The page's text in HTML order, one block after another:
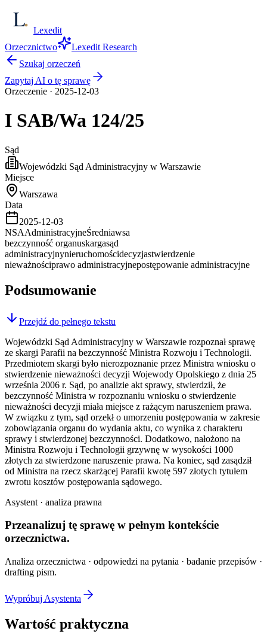
Lexedit
Orzecznictwo
Lexedit Research
Szukaj orzeczeń
Zapytaj AI o tę sprawę
Orzeczenie · 2025-12-03
I SAB/Wa 124/25
Sąd
Wojewódzki Sąd Administracyjny w Warszawie
Miejsce
Warszawa
Data
2025-12-03
NSAAdministracyjneŚredniawsa
bezczynność organuskargasąd
administracyjnynieruchomościdecyzjastwierdzenie
nieważnościprawo administracyjnepostępowanie administracyjne
Podsumowanie
Przejdź do pełnego tekstu
Wojewódzki Sąd Administracyjny w Warszawie rozpoznał sprawę
ze skargi Parafii na bezczynność Ministra Rozwoju i Technologii.
Przedmiotem skargi było nierozpoznanie przez Ministra wniosku o
stwierdzenie nieważności decyzji Wojewody Opolskiego z dnia 25
września 2006 r. Sąd, po analizie akt sprawy, stwierdził, że
bezczynność Ministra w rozpoznaniu wniosku o stwierdzenie
nieważności decyzji miała miejsce z rażącym naruszeniem prawa.
W związku z tym, sąd orzekł o umorzeniu postępowania w zakresie
zobowiązania organu do wydania aktu, co wynika z charakteru
sprawy i stwierdzonej bezczynności. Dodatkowo, nałożono na
Ministra Rozwoju i Technologii grzywnę w wysokości 1000
złotych za stwierdzone naruszenie prawa. Na koniec, sąd zasądził
od Ministra na rzecz skarżącej Parafii kwotę 597 złotych tytułem
zwrotu kosztów postępowania sądowego.
Asystent · analiza prawna
Przeanalizuj tę sprawę w pełnym kontekście
orzecznictwa.
Analiza orzecznictwa · odpowiedzi na pytania · badanie przepisów ·
drafting pism.
Wypróbuj Asystenta
Wartość praktyczna